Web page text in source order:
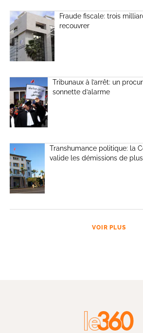
Fraude fiscale: trois
recouvrer
Tribunaux à l’arrêt: un
sonnette d’alarme
Transhumance politique: la
valide les démissions de
VOIR PLUS